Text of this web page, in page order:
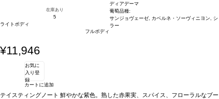
在庫あり
5
ライトボディ
フルボディ
ディアデーマ
葡萄品種:
サンジョヴェーゼ, カベルネ・ソーヴィニヨン, シ
ラー
¥11,946
お気に
入り登
録
カートに追加
テイスティングノート 鮮やかな紫色。熟した赤果実、スパイス、フローラルなブー